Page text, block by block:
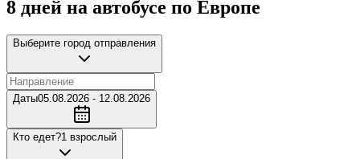
8 дней на автобусе по Европе
Выберите город отправления
Даты05.08.2026 - 12.08.2026
Кто едет?1 взрослый